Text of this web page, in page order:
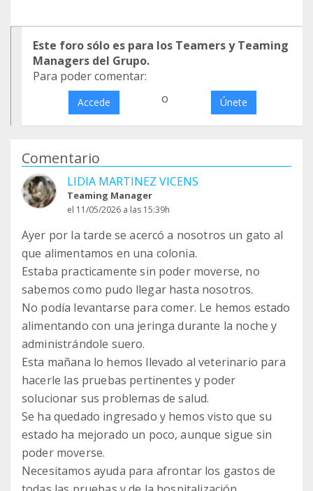
Este foro sólo es para los Teamers y Teaming
Managers del Grupo.
Para poder comentar:
Accede o Únete
Comentario
LIDIA MARTINEZ VICENS
Teaming Manager
el 11/05/2026 a las 15:39h
Ayer por la tarde se acercó a nosotros un gato al
que alimentamos en una colonia.
Estaba practicamente sin poder moverse, no
sabemos como pudo llegar hasta nosotros.
No podía levantarse para comer. Le hemos estado
alimentando con una jeringa durante la noche y
administrándole suero.
Esta mañana lo hemos llevado al veterinario para
hacerle las pruebas pertinentes y poder
solucionar sus problemas de salud.
Se ha quedado ingresado y hemos visto que su
estado ha mejorado un poco, aunque sigue sin
poder moverse.
Necesitamos ayuda para afrontar los gastos de